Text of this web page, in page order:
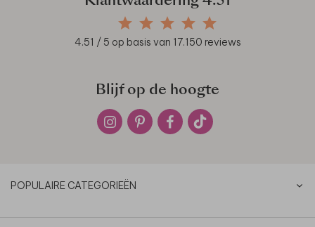
4.51 / 5 op basis van 17.150 reviews
Blijf op de hoogte
POPULAIRE CATEGORIEËN